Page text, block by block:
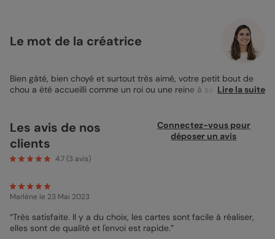
Le mot de la créatrice
Bien gâté, bien choyé et surtout très aimé, votre petit bout de
chou a été accueilli comme un roi ou une reine à sa naissance !
Naissance Cadre à la Main ! Simple, sans prétention et toute
mignonne, elle met en avant la photo que vous aurez
sélectionnée avec soin de votre bambin sur le recto. Celle-ci
est délicatement mise en valeur par un tracé fragile et fin,
personnalisé. N’hésitez pas à user de quelques accessoires
spécialement dessinés pour la naissance par notre équipe de
de votre enfant sur la photo par exemple ! Mon dernier conseil
de designer ? Conservez un Format 10x15 cm qui permet de
Lire la suite
Les avis de nos
clients
4.7(3 avis)
Connectez-vous pour
déposer un avis
Marlène le 23 Mai 2023
“Très satisfaite. Il y a du choix, les cartes sont facile à réaliser,
elles sont de qualité et l'envoi est rapide.”